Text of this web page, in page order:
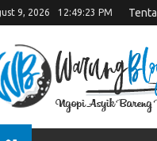
9, 2026 12:49:24 PM